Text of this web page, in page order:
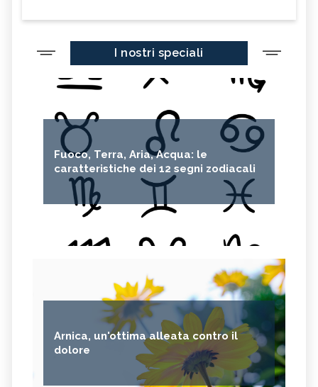
I nostri speciali
Fuoco, Terra, Aria, Acqua: le
caratteristiche dei 12 segni zodiacali
Arnica, un'ottima alleata contro il
dolore